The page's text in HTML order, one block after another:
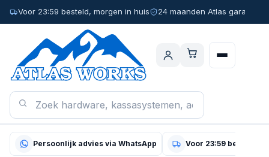
Voor 23:59 besteld, morgen in huis 24 maanden Atlas garantie
Persoonlijk advies via WhatsApp Voor 23:59 besteld,